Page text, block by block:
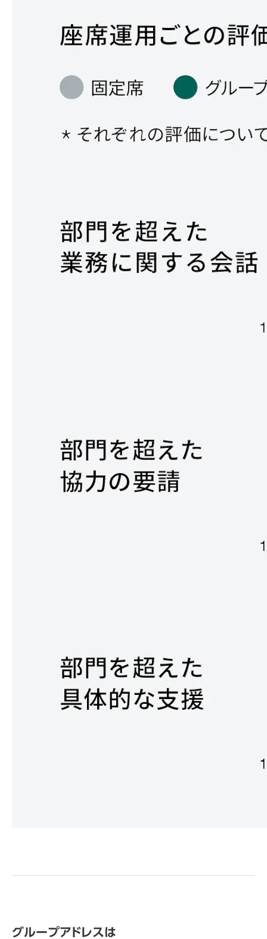
グループアドレスは